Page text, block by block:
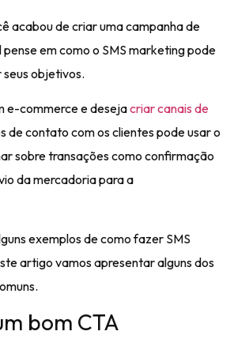
acabou de criar uma campanha de
pense emcomo o SMS marketing pode
objetivos.
e-commerce e desejacriar canais de
de contato com os clientes pode usar o
sobre transaçõescomo confirmação
da mercadoria para a
exemplos de como fazer SMS
artigo vamos apresentar alguns dos
bom CTA